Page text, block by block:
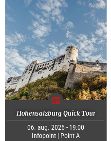
Hohensalzburg Quick Tour
06. aug. 2026 - 19:00
Infopoint | Point A